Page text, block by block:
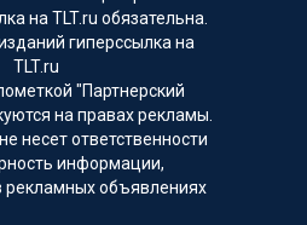
на TLT.ru обязательна.
гиперссылка на
TLT.ru
"Партнерский
на правах рекламы.
несет ответственности
информации,
объявлениях